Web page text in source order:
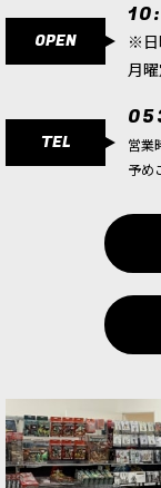
OPEN ※日
月
TEL
営業
予め